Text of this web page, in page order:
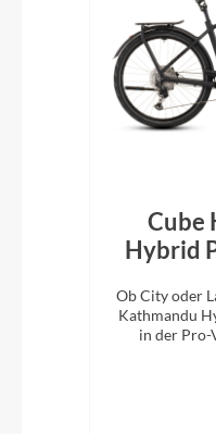
Cube
Hybrid
Ob City oder
Kathmandu
in der Pro-